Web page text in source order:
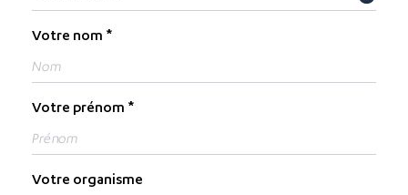
Votre nom
Votre prénom
Votre organisme